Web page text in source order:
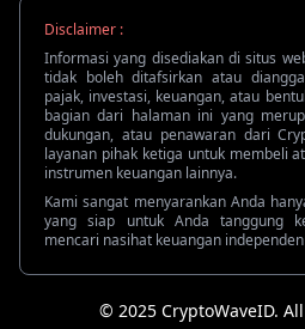
Disclaimer :
Informasi yang disediakan di situs
tidak boleh ditafsirkan atau
pajak, investasi, keuangan, atau
bagian dari halaman ini yang
dukungan, atau penawaran dari
layanan pihak ketiga untuk membeli
instrumen keuangan lainnya.
Kami sangat menyarankan Anda
yang siap untuk Anda tanggung
mencari nasihat keuangan
© 2025 CryptoWaveID.